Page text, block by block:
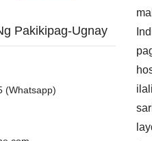
Pakikipag-Ugnay
(Whatsapp)